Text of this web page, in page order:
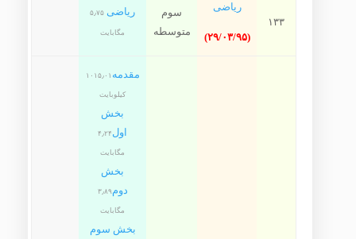
۱۳۳
ریاضی
(۲۹/۰۳/۹۵)
سوم
متوسطه
ریاضی ۵٫۷۵
مگابایت
مقدمه ۱۰۱۵٫۰۱
کیلوبایت
بخش
اول ۴٫۲۴
مگابایت
بخش
دوم۳٫۸۹
مگابایت
بخش سوم